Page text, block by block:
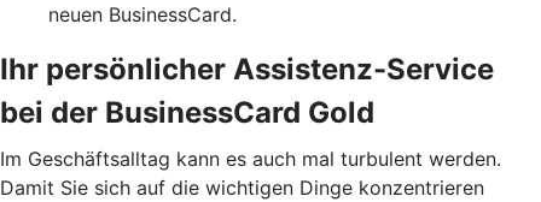
neuen BusinessCard.
Ihr persönlicher Assistenz-Service
bei der BusinessCard Gold
Im Geschäftsalltag kann es auch mal turbulent werden.
Damit Sie sich auf die wichtigen Dinge konzentrieren